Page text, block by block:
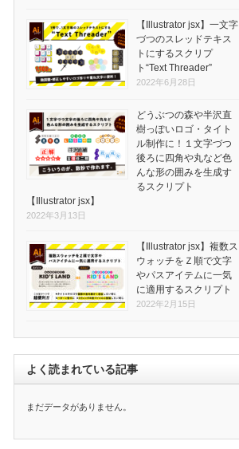
【Illustrator jsx】一文字
づつのスレッドテキス
トにするスクリプ
ト“Text Threader”
2022年6月28日
どうぶつの森や半沢直
樹っぽいロゴ・タイト
ル制作に！１文字づつ
後ろに四角や丸など色
んな形の囲みを生成す
るスクリプト
【Illustrator jsx】
2022年3月13日
【Illustrator jsx】複数ス
ウォッチをＺ順で文字
やパスアイテムに一気
に適用するスクリプト
2022年2月15日
よく読まれている記事
まだデータがありません。